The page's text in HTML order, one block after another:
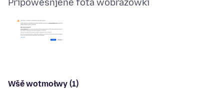
Připowěsnjene fota wobrazowki
Wšě wotmołwy (1)